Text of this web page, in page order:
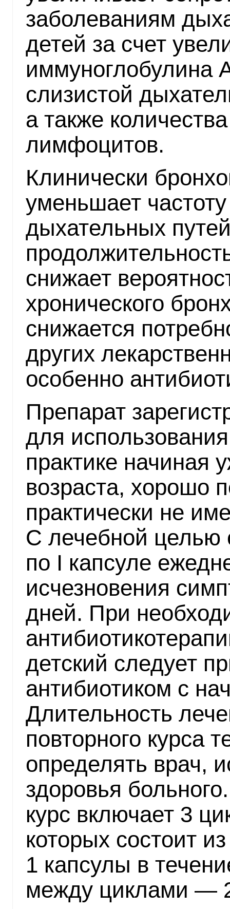
заболеваниям
детей за счет
иммуноглобулина
слизистой
а также
лимфоцитов.
Клинически
уменьшает
дыхательных
снижает
хронического
снижается
других
особенно
Препарат
для
практике начиная
возраста, хорошо
практически не
С лечебной целью
по I капсуле
исчезновения
дней. При
детский следует
антибиотиком с
Длительность
повторного курса
определять врач,
здоровья
курс включает 3
которых состоит
1 капсулы в
между циклами —